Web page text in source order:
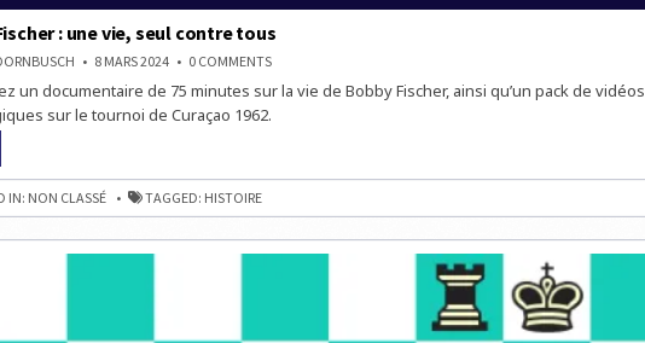
: une vie, seul contre tous
8 MARS 2024 0 COMMENTSON
FISCHER
UNE
TOUS
un documentaire de 75 minutes sur la vie de Bobby Fischer, ainsi qu’un pack de vidéos
sur le tournoi de Curaçao 1962.
IN: NON CLASSÉ TAGGED: HISTOIRE